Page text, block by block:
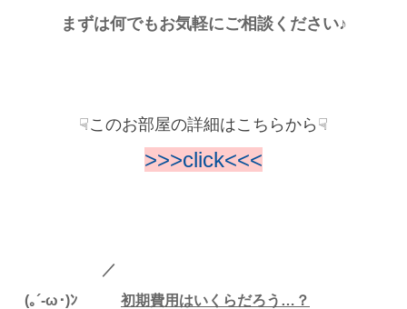
まずは何でもお気軽にご相談ください♪
☟このお部屋の詳細はこちらから☟
>>>click<<<
／
(｡´-ω･)ﾝ
初期費用はいくらだろう…？